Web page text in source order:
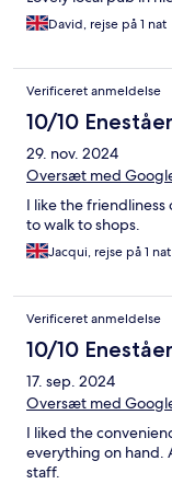
David, rejse på 1 nat
Verificeret anmeldelse
10/10
29. nov. 2024
Oversæt med
I like the
to walk to shops.
Jacqui, rejse på 1 nat
Verificeret anmeldelse
10/10
17. sep. 2024
Oversæt med
I liked the
everything on hand.
staff.